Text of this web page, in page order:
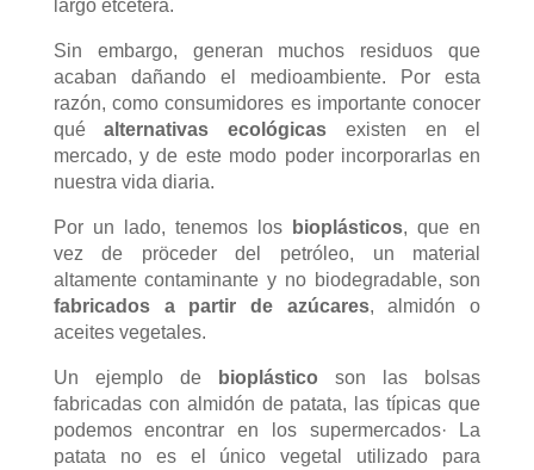
largo etcétera.
Sin embargo, generan muchos residuos que
acaban dañando el medioambiente. Por esta
razón, como consumidores es importante conocer
quéalternativas ecológicas existen en el
mercado, y de este modo poder incorporarlas en
nuestra vida diaria.
Por un lado, tenemos los bioplásticos, que en
vez de pröceder del petróleo, un material
altamente contaminante y no biodegradable, son
fabricados a partir de azúcares, almidón o
aceites vegetales.
Un ejemplo de bioplástico son las bolsas
fabricadas con almidón de patata, las típicas que
podemos encontrar en los supermercados· La
patata no es el único vegetal utilizado para